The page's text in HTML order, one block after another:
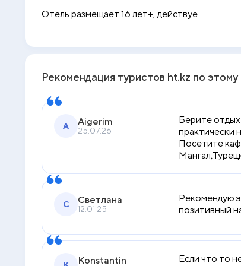
Отель размещает 16 лет+, действует
Рекомендация туристов ht.kz по
A Aigerim
25.07.26
Берите
практически
Посетите
С Светлана
12.01.25
Рекомендую
позитивный
Konstantin
Если что то